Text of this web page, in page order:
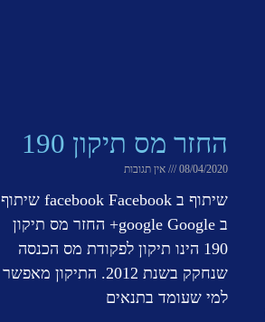
החזר מס תיקון 190
08/04/2020 אין תגובות
שיתוף ב facebook Facebook שיתוף
ב google Google+ החזר מס תיקון
190 הינו תיקון לפקודת מס הכנסה
שנחקק בשנת 2012. התיקון מאפשר
למי שעומד בתנאים